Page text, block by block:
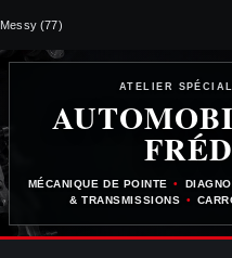
Messy (77)
ATELIER
MÉCANIQUE DE POINTE •
& TRANSMISSIONS •